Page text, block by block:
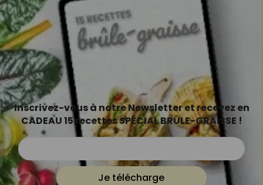
Inscrivez-vous à notre Newsletter et recevez en
CADEAU 15 recettes SPÉCIAL BRÛLE-GRAISSE !
Je télécharge